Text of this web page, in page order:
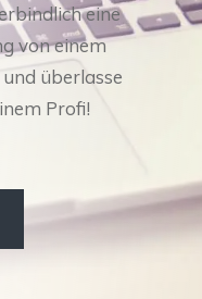
eine
von einem
überlasse
Profi!